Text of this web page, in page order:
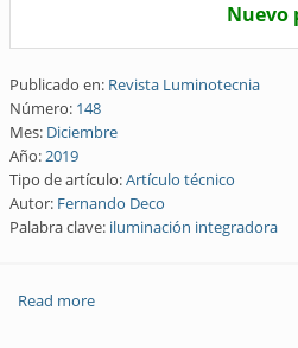
Nuevo
Publicado en: Revista Luminotecnia
Número: 148
Mes: Diciembre
Año:2019
Tipo de artículo:Artículo técnico
Autor: Fernando Deco
Palabra clave: iluminación integradora
Read moreabout Nota técnica | Adiós